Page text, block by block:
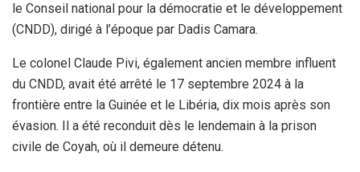
le Conseil national pour la démocratie et le développement
(CNDD), dirigé à l’époque par Dadis Camara.
Le colonel Claude Pivi, également ancien membre influent
du CNDD, avait été arrêté le 17 septembre 2024 à la
frontière entre la Guinée et le Libéria, dix mois après son
évasion. Il a été reconduit dès le lendemain à la prison
civile de Coyah, où il demeure détenu.